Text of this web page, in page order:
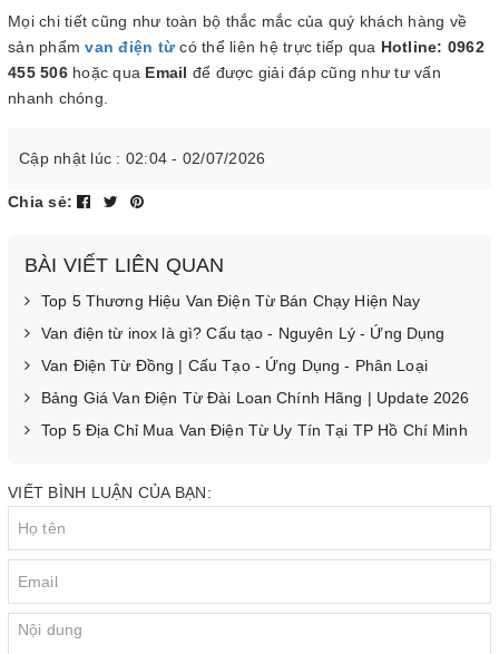
Mọi chi tiết cũng như toàn bộ thắc mắc của quý khách hàng về
sản phẩmvan điện từcó thể liên hệ trực tiếp qua Hotline: 0962
455 506 hoặc qua Email để được giải đáp cũng như tư vấn
nhanh chóng.
Cập nhật lúc : 02:04 - 02/07/2026
Chia sẻ:
BÀI VIẾT LIÊN QUAN
Top 5 Thương Hiệu Van Điện Từ Bán Chạy Hiện Nay
Van điện từ inox là gì? Cấu tạo - Nguyên Lý - Ứng Dụng
Van Điện Từ Đồng | Cấu Tạo - Ứng Dụng - Phân Loại
Bảng Giá Van Điện Từ Đài Loan Chính Hãng | Update 2026
Top 5 Địa Chỉ Mua Van Điện Từ Uy Tín Tại TP Hồ Chí Minh
VIẾT BÌNH LUẬN CỦA BẠN: